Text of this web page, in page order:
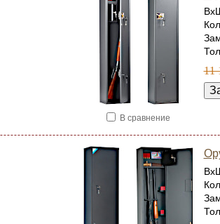
В сравнение
11